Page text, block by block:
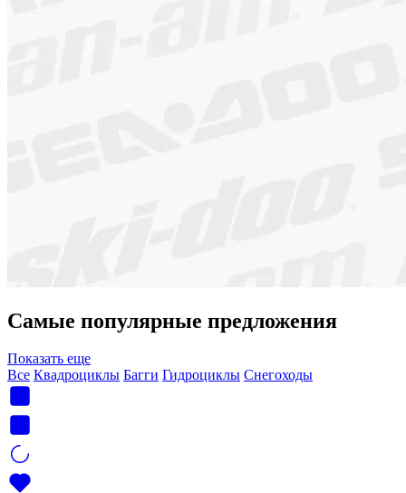
Самые популярные предложения
Показать еще
Все Квадроциклы Багги Гидроциклы Снегоходы